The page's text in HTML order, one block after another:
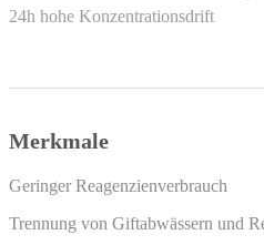
24h hohe Konzentrationsdrift
Merkmale
Geringer Reagenzienverbrauch
Trennung von Giftabwässern und